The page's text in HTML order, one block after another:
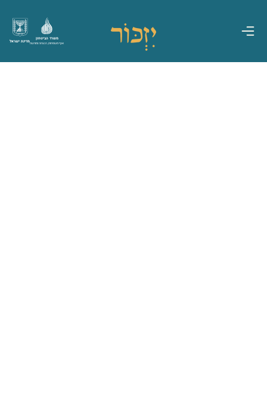
מדינת ישראל
משרד הביטחון
אגף משפחות, הנצחה ומורשת